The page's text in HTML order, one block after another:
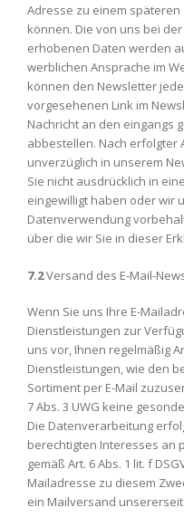
Adresse zu einem
können. Die von uns bei
erhobenen Daten werden
werblichen Ansprache im
können den Newsletter
vorgesehenen Link im
Nachricht an den eingangs
abbestellen. Nach erfolgter
unverzüglich in unserem
Sie nicht ausdrücklich in
eingewilligt haben oder wir
Datenverwendung
über die wir Sie in dieser
7.2Versand des E-Mail-
Wenn Sie uns Ihre E-
Dienstleistungen zur
uns vor, Ihnen regelmäßig
Dienstleistungen, wie den
Sortiment per E-Mail
7 Abs. 3 UWG keine
Die Datenverarbeitung
berechtigten Interesses an
gemäß Art. 6 Abs. 1 lit. f
Mailadresse zu diesem
ein Mailversand